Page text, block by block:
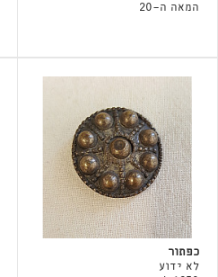
המאה ה-20
כפתור
לא ידוע